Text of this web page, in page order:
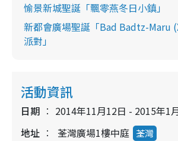
愉景新城聖誕「飄零燕冬日小鎮」
新都會廣場聖誕「Bad Badtz-Maru
派對」
活動資訊
日期
2014年11月12日 - 2015年1
地址
荃灣廣場1樓中庭 荃灣